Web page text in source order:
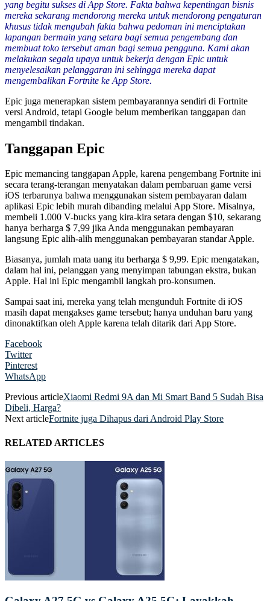
yang begitu sukses di App Store. Fakta bahwa kepentingan bisnis
mereka sekarang mendorong mereka untuk mendorong pengaturan
khusus tidak mengubah fakta bahwa pedoman ini menciptakan
lapangan bermain yang setara bagi semua pengembang dan
membuat toko tersebut aman bagi semua pengguna. Kami akan
melakukan segala upaya untuk bekerja dengan Epic untuk
menyelesaikan pelanggaran ini sehingga mereka dapat
mengembalikan Fortnite ke App Store.
Epic juga menerapkan sistem pembayarannya sendiri di Fortnite
versi Android, tetapi Google belum memberikan tanggapan dan
mengambil tindakan.
Tanggapan Epic
Epic memancing tanggapan Apple, karena pengembang Fortnite ini
secara terang-terangan menyatakan dalam pembaruan game versi
iOS terbarunya bahwa menggunakan sistem pembayaran dalam
aplikasi Epic lebih murah dibanding melalui App Store. Misalnya,
membeli 1.000 V-bucks yang kira-kira setara dengan $10, sekarang
hanya berharga $ 7,99 jika Anda menggunakan pembayaran
langsung Epic alih-alih menggunakan pembayaran standar Apple.
Biasanya, jumlah mata uang itu berharga $ 9,99. Epic mengatakan,
dalam hal ini, pelanggan yang menyimpan tabungan ekstra, bukan
Apple. Hal ini Epic mengambil langkah pro-konsumen.
Sampai saat ini, mereka yang telah mengunduh Fortnite di iOS
masih dapat mengakses game tersebut; hanya unduhan baru yang
dinonaktifkan oleh Apple karena telah ditarik dari App Store.
Facebook
Twitter
Pinterest
WhatsApp
Previous articleXiaomi Redmi 9A dan Mi Smart Band 5 Sudah Bisa
Dibeli, Harga?
Next articleFortnite juga Dihapus dari Android Play Store
RELATED ARTICLES